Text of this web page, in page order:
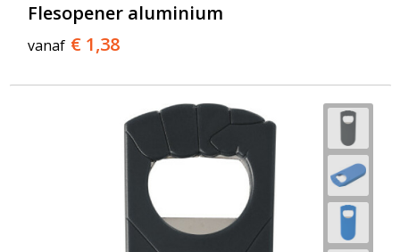
Flesopener aluminium
vanaf € 1,38